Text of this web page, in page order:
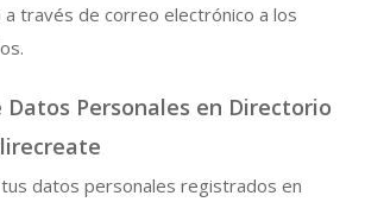
través de correo electrónico a los
Datos Personales en Directorio
datos personales registrados en